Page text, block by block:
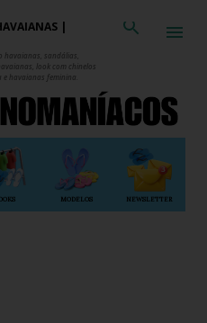
principal
|
havaianas, sandálias,
look com chinelos
havaianas feminina.
MODELOS NEWSLETTER